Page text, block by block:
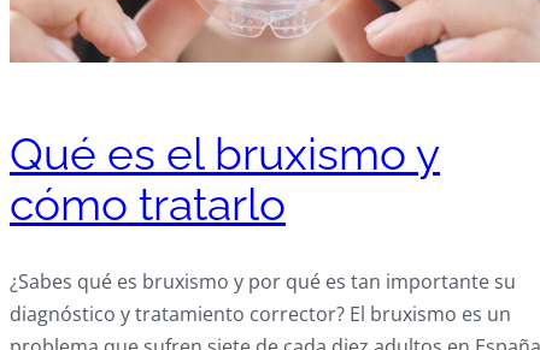
Qué es el bruxismo y
cómo tratarlo
¿Sabes qué es bruxismo y por qué es tan importante su
diagnóstico y tratamiento corrector? El bruxismo es un